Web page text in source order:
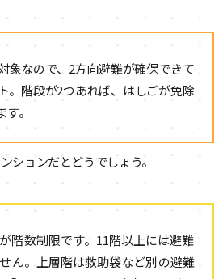
象なので、2方向避難が確保できて
。階段が2つあれば、はしごが免除
。
ションだとどうでしょう。
階数制限です。11階以上には避難
ん。上層階は救助袋など別の避難